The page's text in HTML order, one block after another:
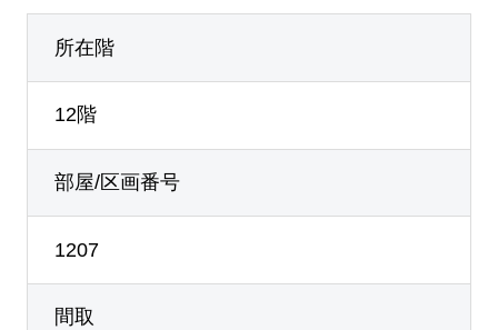
所在階
12階
部屋/区画番号
1207
間取